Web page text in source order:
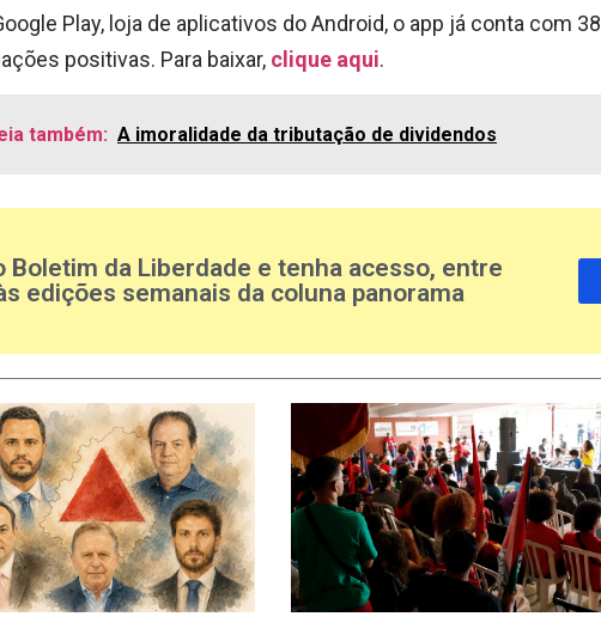
Play, loja de aplicativos do Android, o app já conta com 38
positivas. Para baixar, clique aqui.
também: A imoralidade da tributação de dividendos
Boletim da Liberdade e tenha acesso, entre
edições semanais da coluna panorama